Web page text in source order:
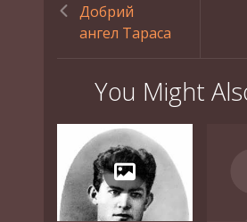
Добрий
ангел Тараса
You Might